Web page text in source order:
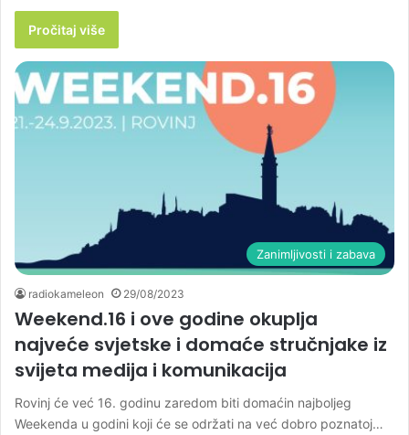
Pročitaj više
Zanimljivosti i zabava
radiokameleon 29/08/2023
Weekend.16 i ove godine okuplja
najveće svjetske i domaće stručnjake iz
svijeta medija i komunikacija
Rovinj će već 16. godinu zaredom biti domaćin najboljeg
Weekenda u godini koji će se održati na već dobro poznatoj…